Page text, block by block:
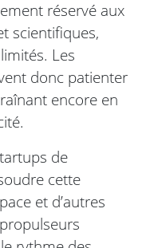
réservé aux
scientifiques,
Les
donc patienter
encore en
de
cette
et d’autres